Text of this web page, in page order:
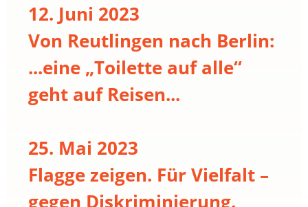
12. Juni 2023
Von Reutlingen nach Berlin:
...eine „Toilette auf alle“
geht auf Reisen...
25. Mai 2023
Flagge zeigen. Für Vielfalt –
gegen Diskriminierung.